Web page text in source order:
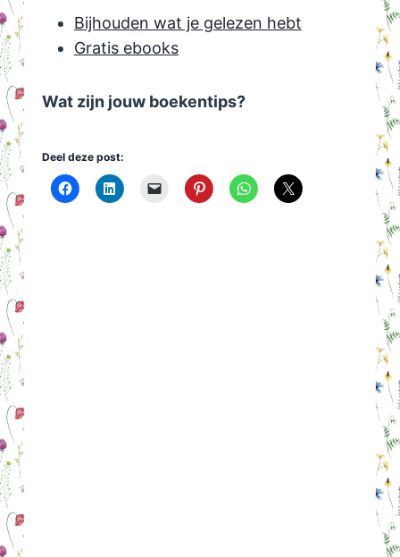
Bijhouden wat je gelezen hebt
Gratis ebooks
Wat zijn jouw boekentips?
Deel deze post: